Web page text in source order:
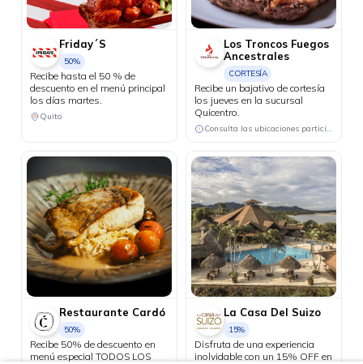
Friday´S
50%
Recibe hasta el 50 % de
descuento en el menú principal
los días martes.
Quito
Los Troncos Fuegos
Ancestrales
CORTESÍA
Recibe un bajativo de cortesía
los jueves en la sucursal
Quicentro.
Consulta las ubicaciones participantes
Restaurante Cardó
50%
Recibe 50% de descuento en
menú especial TODOS LOS
La Casa Del Suizo
15%
Disfruta de una experiencia
inolvidable con un 15% OFF en